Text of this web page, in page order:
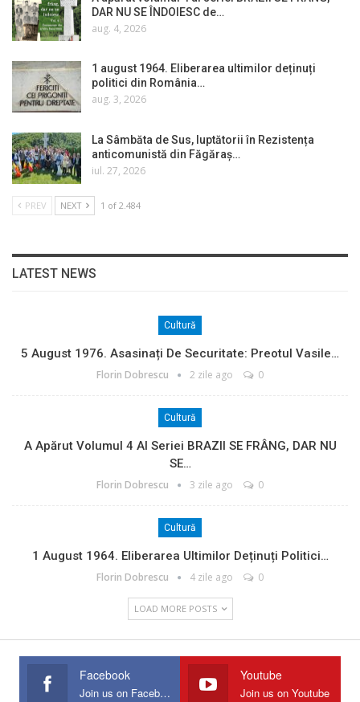
DAR NU SE ÎNDOIESC de…
aug. 4, 2026
1 august 1964. Eliberarea ultimilor deținuți
politici din România…
aug. 3, 2026
La Sâmbăta de Sus, luptătorii în Rezistența
anticomunistă din Făgăraș…
iul. 27, 2026
PREV NEXT 1 of 2.484
LATEST NEWS
Cultură
5 August 1976. Asasinați De Securitate: Preotul Vasile…
Florin Dobrescu 2 zile ago 0
Cultură
A Apărut Volumul 4 Al Seriei BRAZII SE FRÂNG, DAR NU
SE…
Florin Dobrescu 3 zile ago 0
Cultură
1 August 1964. Eliberarea Ultimilor Deținuți Politici…
Florin Dobrescu 4 zile ago 0
LOAD MORE POSTS
Facebook
Join us on Facebook
Youtube
Join us on Youtube